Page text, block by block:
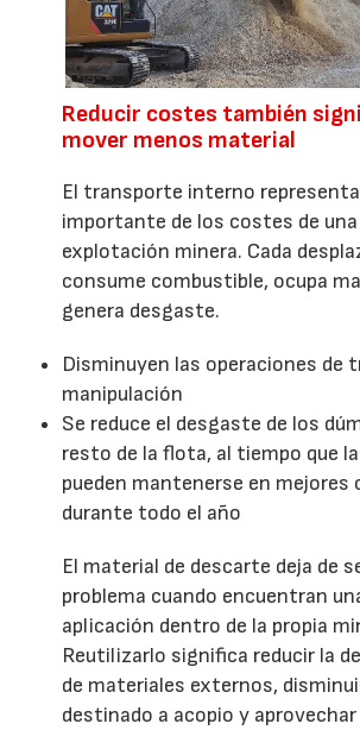
Reducir costes también
mover menos material
El transporte interno
importante de los costes de una
explotación minera. Cada
consume combustible, ocupa
genera desgaste.
Disminuyen las operaciones de
manipulación
Se reduce el desgaste de los
resto de la flota, al tiempo que
pueden mantenerse en mejores
durante todo el año
El material de descarte deja de
problema cuando encuentran
aplicación dentro de la propia
Reutilizarlo significa reducir la
de materiales externos,
destinado a acopio y